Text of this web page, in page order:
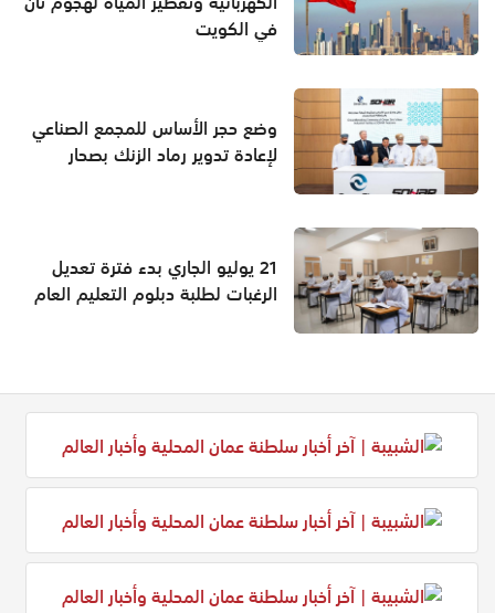
في الكويت
وضع حجر الأساس للمجمع الصناعي
لإعادة تدوير رماد الزنك بصحار
21 يوليو الجاري بدء فترة تعديل
الرغبات لطلبة دبلوم التعليم العام